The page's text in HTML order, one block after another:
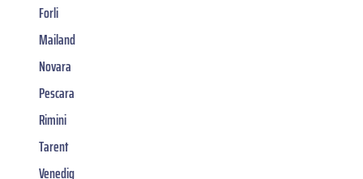
Forli
Mailand
Novara
Pescara
Rimini
Tarent
Venedig